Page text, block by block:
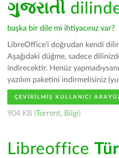
ગુજરાતી
başka bir dile mi ihtiyacınız var?
LibreOffice'i doğrudan kendi
Aşağıdaki düğme, sadece
indirecektir. Henüz
yazılım paketini indirmelisiniz
ÇEVIRILMIŞ KULLANICI
904 KB (Torrent, Bilgi)
Libreoffice